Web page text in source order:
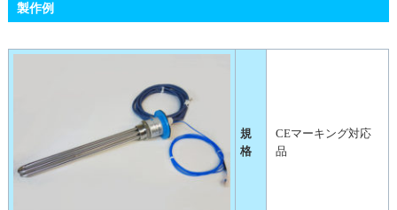
製作例
規
格
CEマーキング対応
品